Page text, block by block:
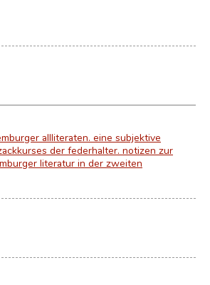
allliteraten. eine subjektive
der federhalter. notizen zur
literatur in der zweiten